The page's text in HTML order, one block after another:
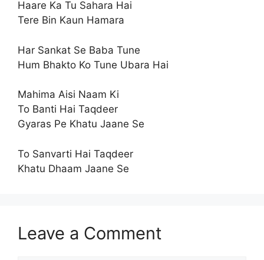
Haare Ka Tu Sahara Hai
Tere Bin Kaun Hamara
Har Sankat Se Baba Tune
Hum Bhakto Ko Tune Ubara Hai
Mahima Aisi Naam Ki
To Banti Hai Taqdeer
Gyaras Pe Khatu Jaane Se
To Sanvarti Hai Taqdeer
Khatu Dhaam Jaane Se
Leave a Comment